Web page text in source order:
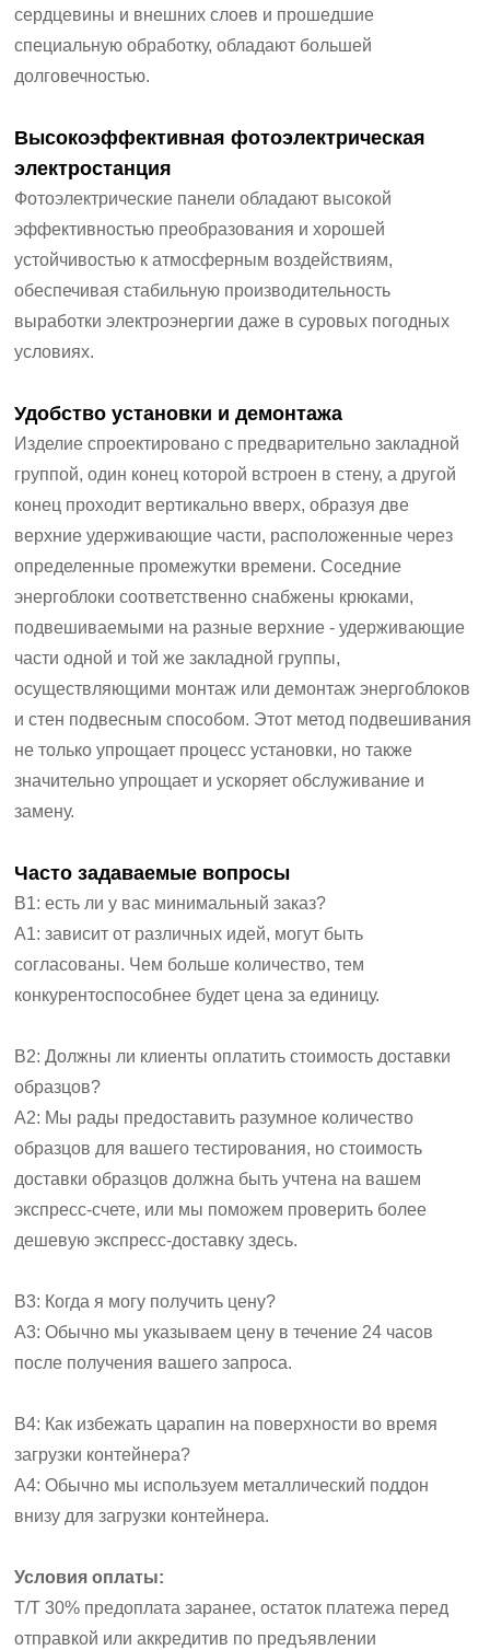
сердцевины и внешних слоев и прошедшие
специальную обработку, обладают большей
долговечностью.
Высокоэффективная фотоэлектрическая
электростанция
Фотоэлектрические панели обладают высокой
эффективностью преобразования и хорошей
устойчивостью к атмосферным воздействиям,
обеспечивая стабильную производительность
выработки электроэнергии даже в суровых погодных
условиях.
Удобство установки и демонтажа
Изделие спроектировано с предварительно закладной
группой, один конец которой встроен в стену, а другой
конец проходит вертикально вверх, образуя две
верхние удерживающие части, расположенные через
определенные промежутки времени. Соседние
энергоблоки соответственно снабжены крюками,
подвешиваемыми на разные верхние - удерживающие
части одной и той же закладной группы,
осуществляющими монтаж или демонтаж энергоблоков
и стен подвесным способом. Этот метод подвешивания
не только упрощает процесс установки, но также
значительно упрощает и ускоряет обслуживание и
замену.
Часто задаваемые вопросы
В1: есть ли у вас минимальный заказ?
A1: зависит от различных идей, могут быть
согласованы. Чем больше количество, тем
конкурентоспособнее будет цена за единицу.
В2: Должны ли клиенты оплатить стоимость доставки
образцов?
A2: Мы рады предоставить разумное количество
образцов для вашего тестирования, но стоимость
доставки образцов должна быть учтена на вашем
экспресс-счете, или мы поможем проверить более
дешевую экспресс-доставку здесь.
В3: Когда я могу получить цену?
A3: Обычно мы указываем цену в течение 24 часов
после получения вашего запроса.
В4: Как избежать царапин на поверхности во время
загрузки контейнера?
A4: Обычно мы используем металлический поддон
внизу для загрузки контейнера.
Условия оплаты:
T/T 30% предоплата заранее, остаток платежа перед
отправкой или аккредитив по предъявлении